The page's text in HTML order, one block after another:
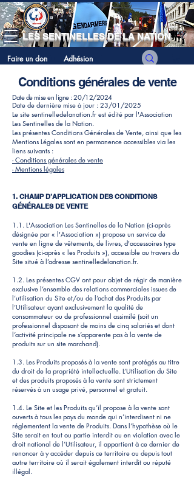
LES SENTINELLES DE LA NATION
Faire un don Adhésion
Conditions générales de vente
Date de mise en ligne : 20/12/2024
Date de dernière mise à jour : 23/01/2025
Le site sentinelledelanation.fr est édité par l'Association
Les Sentinelles de la Nation.
Les présentes Conditions Générales de Vente, ainsi que les
Mentions Légales sont en permanence accessibles via les
liens suivants :
- Conditions générales de vente
- Mentions légales
1. CHAMP D’APPLICATION DES CONDITIONS
GÉNÉRALES DE VENTE
1.1. L'Association Les Sentinelles de la Nation (ci-après
désignée par « l'Association ») propose un service de
vente en ligne de vêtements, de livres, d'accessoires type
goodies (ci-après « les Produits »), accessible au travers du
Site situé à l’adresse sentinelledelanation.fr.
1.2. Les présentes CGV ont pour objet de régir de manière
exclusive l’ensemble des relations commerciales issues de
l’utilisation du Site et/ou de l’achat des Produits par
l’Utilisateur ayant exclusivement la qualité de
consommateur ou de professionnel assimilé (soit un
professionnel disposant de moins de cinq salariés et dont
l’activité principale ne s’apparente pas à la vente de
produits sur un site marchand).
1.3. Les Produits proposés à la vente sont protégés au titre
du droit de la propriété intellectuelle. L’Utilisation du Site
et des produits proposés à la vente sont strictement
réservés à un usage privé, personnel et gratuit.
1.4. Le Site et les Produits qu’il propose à la vente sont
ouverts à tous les pays du monde qui n’interdisent ni ne
réglementent la vente de Produits. Dans l’hypothèse où le
Site serait en tout ou partie interdit ou en violation avec le
droit national de l’Utilisateur, il appartient à ce dernier de
renoncer à y accéder depuis ce territoire ou depuis tout
autre territoire où il serait également interdit ou réputé
illégal.